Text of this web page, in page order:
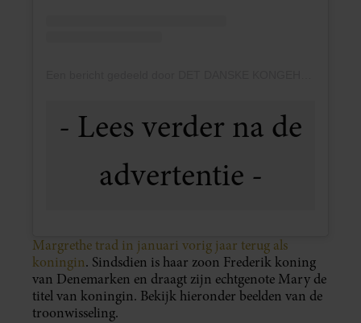
Margrethe trad in januari vorig jaar terug als
koningin. Sindsdien is haar zoon Frederik koning
van Denemarken en draagt zijn echtgenote Mary de
titel van koningin. Bekijk hieronder beelden van de
troonwisseling.